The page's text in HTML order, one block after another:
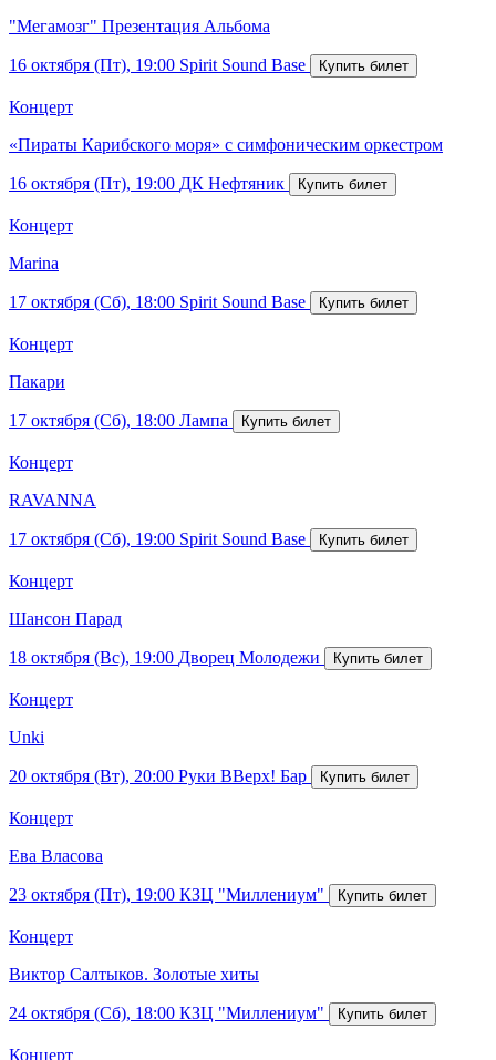
"Мегамозг" Презентация Альбома
16 октября (Пт), 19:00 Spirit Sound Base
Концерт
«Пираты Карибского моря» с симфоническим оркестром
16 октября (Пт), 19:00 ДК Нефтяник
Концерт
Marina
17 октября (Сб), 18:00 Spirit Sound Base
Концерт
Пакари
17 октября (Сб), 18:00 Лампа
Концерт
RAVANNA
17 октября (Сб), 19:00 Spirit Sound Base
Концерт
Шансон Парад
18 октября (Вс), 19:00 Дворец Молодежи
Концерт
Unki
20 октября (Вт), 20:00 Руки ВВерх! Бар
Концерт
Ева Власова
23 октября (Пт), 19:00 КЗЦ "Миллениум"
Концерт
Виктор Салтыков. Золотые хиты
24 октября (Сб), 18:00 КЗЦ "Миллениум"
Концерт